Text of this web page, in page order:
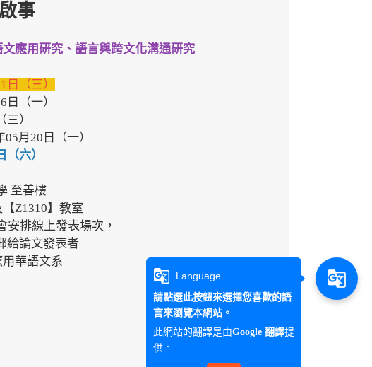
事
應用研究、語言與跨文化溝通研究
日（三）
（一）
）
月20日（一）
六）
至善樓
Z1310】教室
安排線上發表場次，
論文發表者
華語文系
g_translate Language
請點選此按鈕來選擇您喜歡的語
言來瀏覽本網站。
此網站的翻譯是由Google 翻譯提
供。
g_translate